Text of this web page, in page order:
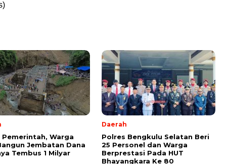
Pemerintah, Warga
Jembatan Dana
Tembus 1 Milyar
Daerah
Polres Bengkulu Selatan Beri
25 Personel dan Warga
Berprestasi Pada HUT
Bhayangkara Ke 80